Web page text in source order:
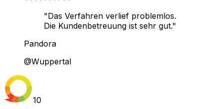
"Das Verfahren verlief problemlos.
Die Kundenbetreuung ist sehr gut."
Pandora
@Wuppertal
10